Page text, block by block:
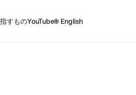
すものYouTube🌐 English